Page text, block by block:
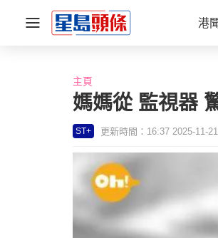
港
主頁
媽媽從 監視器
ST+ 更新時間：16:37 2025-11-